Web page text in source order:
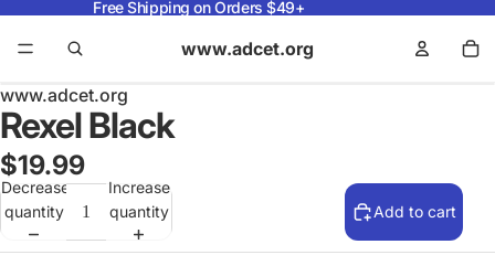
Free Shipping on Orders $49+
www.adcet.org
www.adcet.org
Rexel Black
$19.99
Decrease
quantity
Increase
quantity
Add to cart